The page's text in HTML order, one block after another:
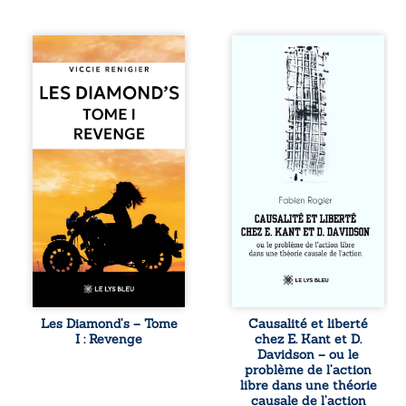
Revenge est à la
tête des
Diamond’s, un clan
de motards aussi
réputé et respecté
que redouté dans
tout le pays. Rien
ne la prédestinait
à cette vie, mais
les épreuves ont
forgé une femme
dure, inaccessible
et résolue à ne
jamais dévoiler
ses faiblesses,
jusqu’à ce que le
croise sa route.
Chef d’une famille
de Nomads, Juan
Les Diamond’s – Tome
I : Revenge
Sommes-nous
vraiment libres si
chacun de nos
actes s’inscrit
dans une chaîne
de causes ? À
travers une
confrontation
entre les pensées
d’Emmanuel Kant
et de Donald
Davidson, cet
essai explore les
liens entre libre
déterminisme
responsabilité. De
la volonté
kantienne au
monisme anomal
de Davidson, il
interroge la
Causalité et liberté
chez E. Kant et D.
Davidson – ou le
problème de l’action
libre dans une théorie
causale de l’action